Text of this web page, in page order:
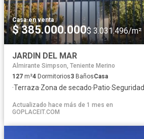
Casa·en venta
$ 385.000.000$ 3.031.496/m²
JARDIN DEL MAR
Almirante Simpson, Teniente Merino
127 m²4 Dormitorios3 BañosCasa
·Terraza·Zona de secado·Patio·Seguridad
Actualizado hace más de 1 mes en
GOPLACEIT.COM